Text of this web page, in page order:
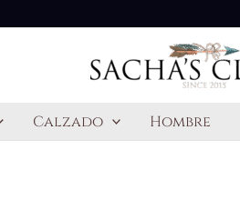
Calzado Hombre